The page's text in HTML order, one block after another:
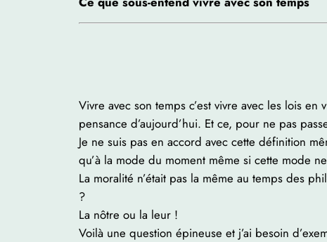
Vivre avec son temps c’est vivre avec les lois
pensance d’aujourd’hui. Et ce, pour ne pas
Je ne suis pas en accord avec cette définition
qu’à la mode du moment même si cette mode
La moralité n’était pas la même au temps des
?
La nôtre ou la leur !
Voilà une question épineuse et j’ai besoin